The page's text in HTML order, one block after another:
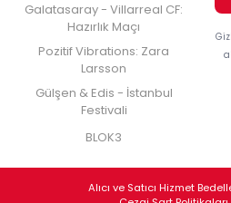
Galatasaray - Villarreal CF:
Hazırlık Maçı
Pozitif Vibrations: Zara
Larsson
Gülşen & Edis - İstanbul
Festivali
BLOK3
Alıcı ve Satıcı Hizmet